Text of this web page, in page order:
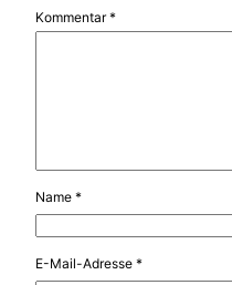
Kommentar*
Name *
E-Mail-Adresse *